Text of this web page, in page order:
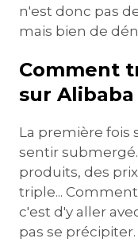
n'est donc pas
mais bien de
Comment
sur Alibaba
La première fois
sentir
produits, des
triple...
c'est d'y aller
pas se précipiter.